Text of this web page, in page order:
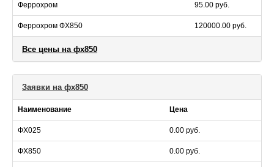
Феррохром 95.00 руб.
Феррохром ФХ850 120000.00 руб.
Все цены на фх850
Заявки на фх850
Наименование Цена
ФХ025 0.00 руб.
ФХ850 0.00 руб.